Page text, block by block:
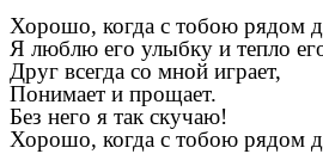
Хорошо, когда с тобою рядом
Я люблю его улыбку и тепло
Друг всегда со мной играет,
Понимает и прощает.
Без него я так скучаю!
Хорошо, когда с тобою рядом